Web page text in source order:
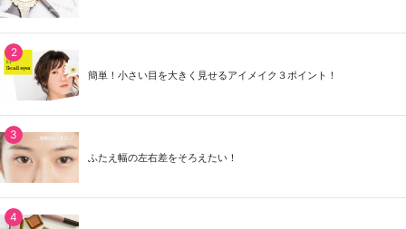
簡単！小さい目を大きく見せるアイメイク３ポイント！
ふたえ幅の左右差をそろえたい！